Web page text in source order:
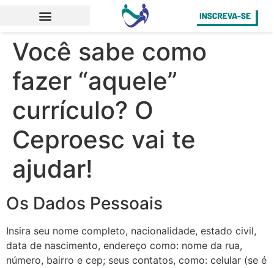
Você sabe como
fazer “aquele”
currículo? O
Ceproesc vai te
ajudar!
Os Dados Pessoais
Insira seu nome completo, nacionalidade, estado civil,
data de nascimento, endereço como: nome da rua,
número, bairro e cep; seus contatos, como: celular (se é